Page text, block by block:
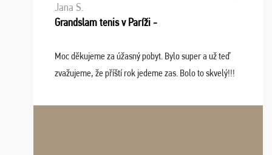
Jana S.
Grandslam tenis v Paríži -
Moc děkujeme za úžasný pobyt. Bylo super a už teď
zvažujeme, že příští rok jedeme zas. Bolo to skvelý!!!